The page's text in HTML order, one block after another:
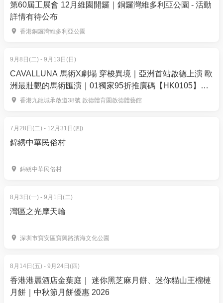
Kiki’s Delivery Service -A Town With an Ocean View
My Neighbour Totoro -Tonari No Totoro - 龍貓
Spirited Away -One Summer’s Day - 千與千尋
Spirited Away -Always With Me - 千與千尋
Spirited Away -Waltz of Chihiro - 千與千尋
哈爾移動城堡
Castle in the sky - carrying you - 天空之城
Ensemble Apeiron成立於 2024 年，成員包括小提琴家
提琴/中提琴家 Sammi Chan、Calvin Cheng 和 Samuel
Au。樂團演奏不同時期的弦樂音樂，並策劃多主題音
Performance: String Quartet
Justin Ho - violin
Calvin Cheung - violin
Sammi Chan - Viola
第60屆工展會 12月維園開鑼｜銅鑼灣維多利亞公園 - 活動
詳情有待公布
香港銅鑼灣維多利亞公園
9月8日(二) - 9月13日(日)
CAVALLUNA 馬術X劇場 穿梭異境｜亞洲首站啟德上演 歐
洲最壯觀的馬術匯演｜01獨家95折推廣碼【HK0105】門
票$376起｜9月8 至 13日 啟德體藝館
香港九龍城承啟道38號 啟德體育園啟德體藝館
7月28日(二) - 12月31日(四)
錦綉中華民俗村
錦綉中華民俗村
8月3日(一) - 9月1日(二)
灣區之光摩天輪
深圳市寶安區寶興路濱海文化公園
8月14日(五) - 9月24日(四)
香港港麗酒店金葉庭｜ 迷你黑芝麻月餅、迷你貓山王榴槤
月餅｜中秋節月餅優惠 2026